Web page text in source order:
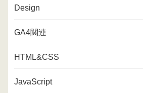
Design
GA4関連
HTML&CSS
JavaScript